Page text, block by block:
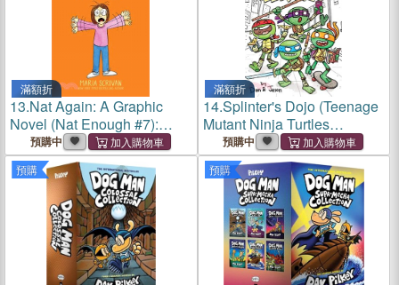
滿額折
13.Nat Again: A Graphic
Novel (Nat Enough #7):
Volume 7
預購中
滿額折
14.Splinter's Dojo (Teenage
Mutant Ninja Turtles
Illustrated Novel #1)
預購中
預購 預購